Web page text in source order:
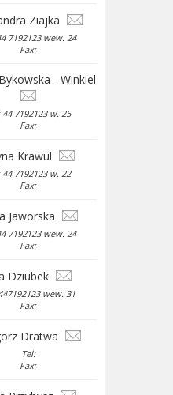
Ziajka
7192123 wew. 24
Fax:
- Winkiel
44 7192123 w. 25
Fax:
Krawul
44 7192123 w. 22
Fax:
Jaworska
7192123 wew. 24
Fax:
Dziubek
wew. 31
Fax:
Dratwa
Tel:
Fax: